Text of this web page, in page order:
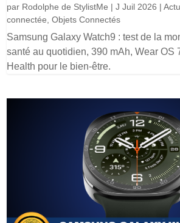
par Rodolphe de StylistMe |J Juil 2026 |
connectée ,Objets Connectés
Samsung Galaxy Watch9 : test de la
santé au quotidien, 390 mAh, Wear OS
Health pour le bien-être.